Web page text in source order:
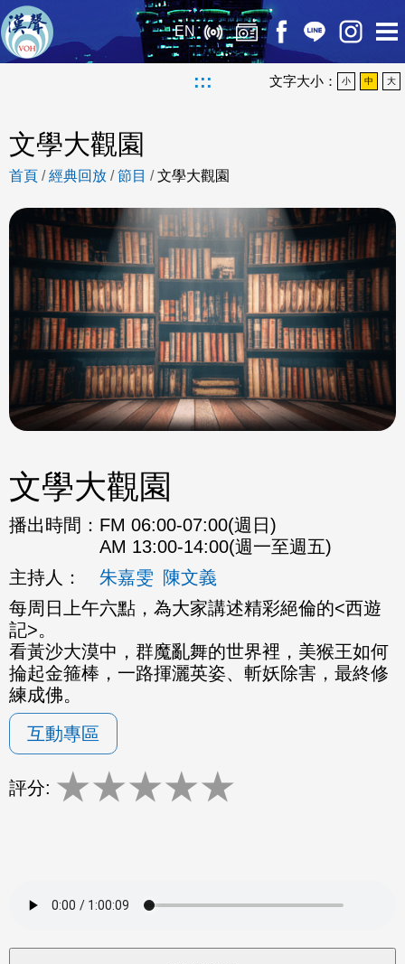
EN
::: 文字大小： 小 中 大
文學大觀園
首頁 /經典回放 /節目 /文學大觀園
文學大觀園
播出時間： FM 06:00-07:00(週日)
AM 13:00-14:00(週一至週五)
主持人：
朱嘉雯 陳文義
每周日上午六點，為大家講述精彩絕倫的<西遊
記>。
看黃沙大漠中，群魔亂舞的世界裡，美猴王如何
掄起金箍棒，一路揮灑英姿、斬妖除害，最終修
練成佛。
互動專區
評分: ★★★★★